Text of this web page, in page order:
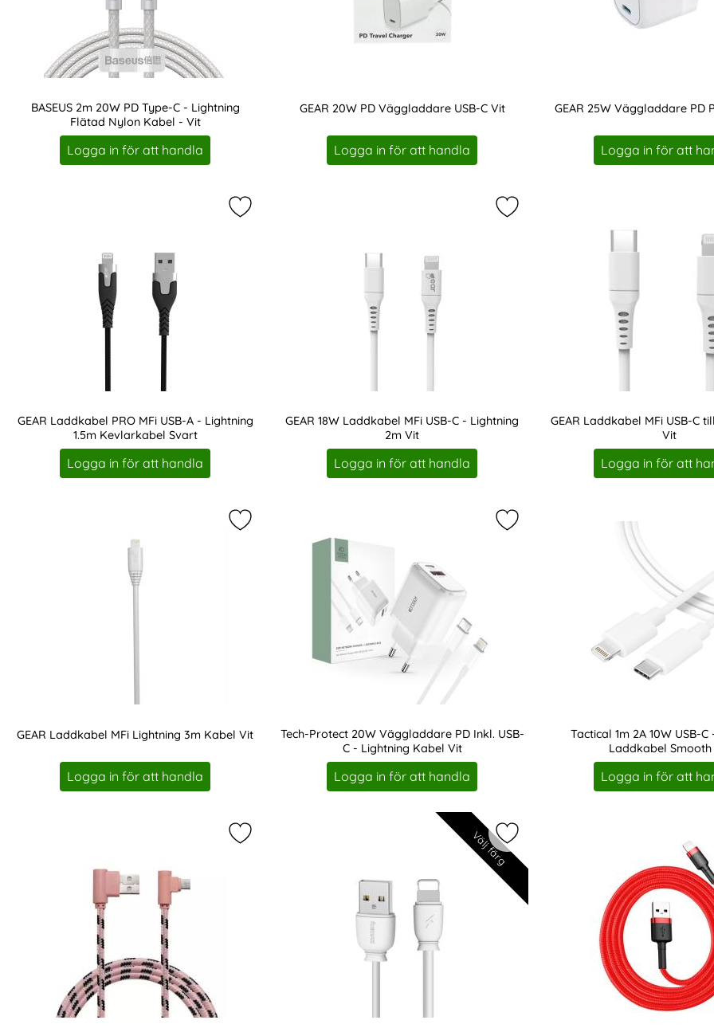
BASEUS 2m 20W PD Type-C - Lightning
Flätad Nylon Kabel - Vit
Art. nr 17163
Logga in för att handla
GEAR 20W PD Väggladdare USB-C Vit
Art. nr 207757
Logga in för att handla
GEAR 25W Väggladdare PD
Art. nr 207760
Logga in för att
GEAR Laddkabel PRO MFi USB-A - Lightning
1.5m Kevlarkabel Svart
Art. nr 207956
Logga in för att handla
Markera gEAR Laddkabel PRO MFi USB-A - Lightning 1.5m Kevlarkabel Svart
GEAR 18W Laddkabel MFi USB-C - Lightning
2m Vit
Art. nr 207961
Logga in för att handla
Markera gEAR 18W Laddkabel MFi
GEAR Laddkabel MFi USB-C
Vit
Art. nr 208002
Logga in för att
GEAR Laddkabel MFi Lightning 3m Kabel Vit
Art. nr 208428
Logga in för att handla
Markera gEAR Laddkabel MFi Lightning 3m Kabel Vit som favorit
Tech-Protect 20W Väggladdare PD Inkl. USB-
C - Lightning Kabel Vit
Art. nr 213892
Logga in för att handla
Markera tech-Protect 20W
Tactical 1m 2A 10W USB-
Laddkabel Smooth
Art. nr 216924
Logga in för att
Markera 2M Micro USB Vinklad Kabel - Roséguld som favorit
Välj färgMarkera remax 2.1A 1m Lightning